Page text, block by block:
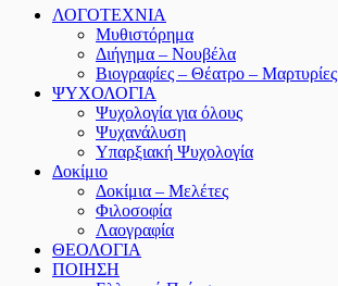
ΛΟΓΟΤΕΧΝΙΑ
Μυθιστόρημα
Διήγημα – Νουβέλα
Βιογραφίες – Θέατρο – Μαρτυρίες
ΨΥΧΟΛΟΓΙΑ
Ψυχολογία για όλους
Ψυχανάλυση
Υπαρξιακή Ψυχολογία
Δοκίμιο
Δοκίμια – Μελέτες
Φιλοσοφία
Λαογραφία
ΘΕΟΛΟΓΙΑ
ΠΟΙΗΣΗ